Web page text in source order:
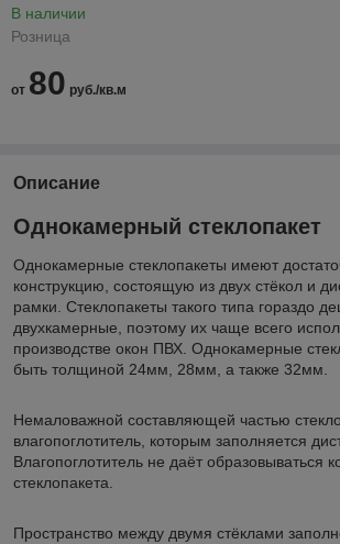
В наличии
Розница
от 80 руб./кв.м
Описание
Однокамерный стеклопакет
Однокамерные стеклопакеты имеют
конструкцию, состоящую из двух стёкол и
рамки. Стеклопакеты такого типа гораздо
двухкамерные, поэтому их чаще всего
производстве окон ПВХ. Однокамерные
быть толщиной 24мм, 28мм, а также 32мм.
Немаловажной составляющей частью
влагопоглотитель, которым заполняется
Влагопоглотитель не даёт образовываться
стеклопакета.
Пространство между двумя стёклами